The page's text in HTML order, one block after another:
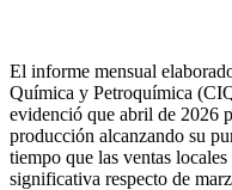
El informe mensual
Química y Petroquímica
evidenció que abril de 2026
producción alcanzando su
tiempo que las ventas
significativa respecto de